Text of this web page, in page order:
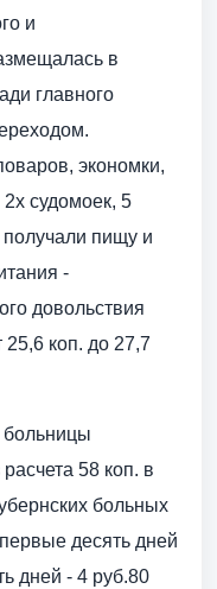
и
в
главного
экономки,
судомоек, 5
пищу и
-
довольствия
25,6 коп. до 27,7
больницы
58 коп. в
больных
десять дней
дней - 4 руб.80